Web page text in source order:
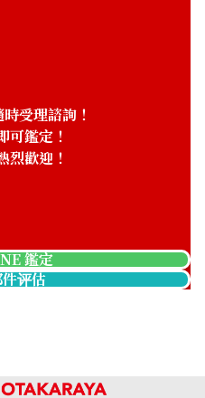
受理諮詢！
可鑑定！
烈歡迎！
鑑定
评估